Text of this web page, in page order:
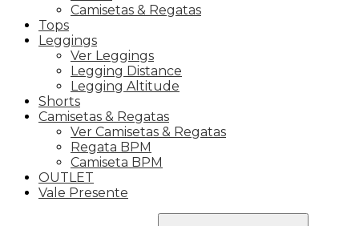
Camisetas & Regatas
Tops
Leggings
Ver Leggings
Legging Distance
Legging Altitude
Shorts
Camisetas & Regatas
Ver Camisetas & Regatas
Regata BPM
Camiseta BPM
OUTLET
Vale Presente